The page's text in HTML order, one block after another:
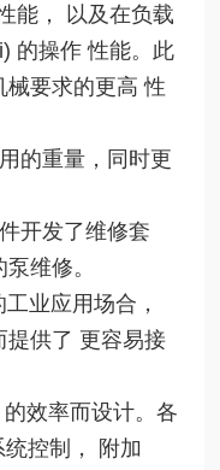
能， 以及在负载
的操作 性能。此
械要求的更高 性
的重量，同时更
开发了维修套
维修。
业应用场合，
提供了 更容易接
效率而设计。各
控制， 附加